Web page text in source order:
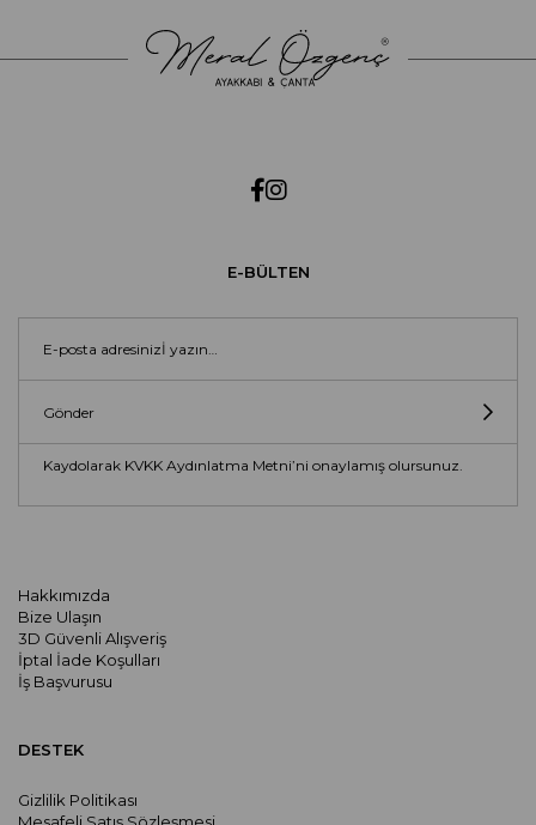
Hakkımızda
Bize Ulaşın
3D Güvenli Alışveriş
İptal İade Koşulları
İş Başvurusu
E-BÜLTEN
Gönder
Kaydolarak KVKK Aydınlatma Metni’ni onaylamış olursunuz.
DESTEK
Gizlilik Politikası